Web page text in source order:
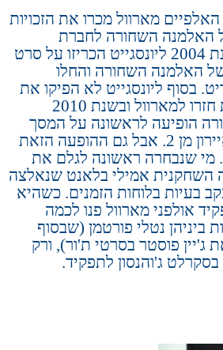
מארוול מכרו את הזכויות
האלמנה השחורה לחברת
ליונסגייט. בשנת 2004 ליונסגייט הכריזו על סרט
של האלמנה השחורה והחלו
בסוף ליונסגייט לא הפיקו את
הסרט והזכויות חזרו למארוול ובשנת 2010
הופיעה לראשונה על המסך
הגדול בסרט איירון מן 2. אבל גם ההופעה הזאת
מי שנבחרה ראשונה לגלם את
השחקנית אמילי בלאנט שנאלצה
בעיות בלוחות הזמנים. כשהיא
אולפני מארוול פנו לכמה
ביניהן נטלי פורטמן (שבסוף
ג'יין פוסטר בסרטי ת'ור), ורק
ג'והנסון לתפקיד.